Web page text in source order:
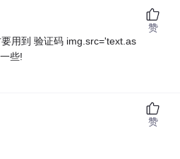
用到 验证码 img.src='text.as
些!
赞
赞